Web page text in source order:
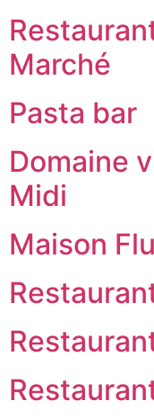
Marché
Pasta bar
Domaine
Midi
Maison